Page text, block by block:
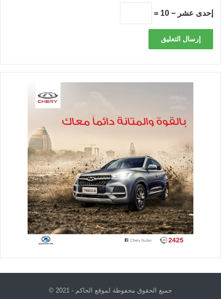
إحدى عشر − 10 =
جميع الحقوق محفوظة لموقع الحاكم - 2021 ©